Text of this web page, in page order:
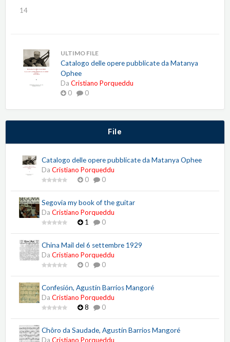
14
ULTIMO FILE
Catalogo delle opere pubblicate da Matanya
Ophee
Da Cristiano Porqueddu
0
0
File
Catalogo delle opere pubblicate da Matanya Ophee
Da Cristiano Porqueddu
0
0
Segovia my book of the guitar
Da Cristiano Porqueddu
1
0
China Mail del 6 settembre 1929
Da Cristiano Porqueddu
0
0
Confesión, Agustín Barrios Mangoré
Da Cristiano Porqueddu
8
0
Chôro da Saudade, Agustín Barrios Mangoré
Da Cristiano Porqueddu